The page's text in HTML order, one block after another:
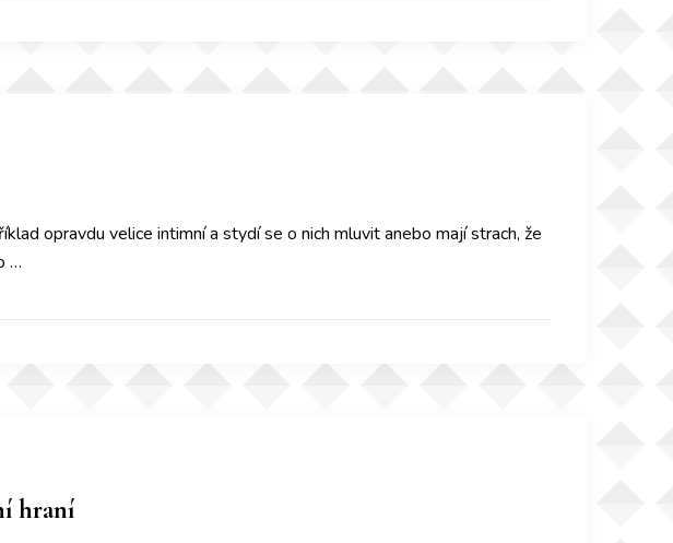
opravdu velice intimní a stydí se o nich mluvit anebo mají strach, že
…
hraní